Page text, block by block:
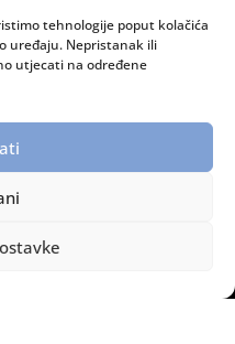
tehnologije poput kolačića
uređaju. Nepristanak ili
utjecati na određene
do 15:00 sati